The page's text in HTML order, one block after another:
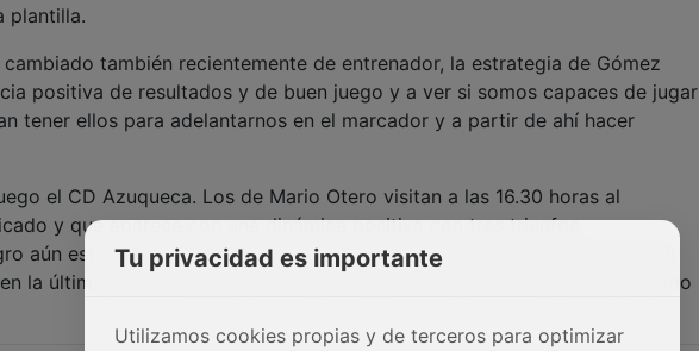
plantilla.
también recientemente de entrenador, la estrategia de Gómez
positiva de resultados y de buen juego y a ver si somos capaces de jugar
tener ellos para adelantarnos en el marcador y a partir de ahí hacer
el CD Azuqueca. Los de Mario Otero visitan a las 16.30 horas al
y que aparece con una dinámica positiva con tres triunfos
aún está digiriendo la dura derrota del pasado sábado en el San Miguel
la última acción del partido y que rompió su racha de imbatibilidad como
Tu privacidad es importante
Utilizamos cookies propias y de terceros para optimizar